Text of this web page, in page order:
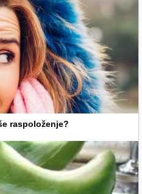
raspoloženje?